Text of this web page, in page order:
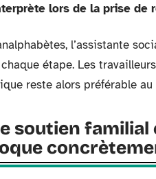
lors de la prise de
l’assistante
étape. Les
reste alors préférable
soutien familial